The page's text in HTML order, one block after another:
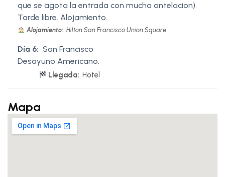
que se agota la entrada con mucha antelacion).
Tarde libre. Alojamiento.
Alojamiento: Hilton San Francisco Union Square
Día 6: San Francisco
Desayuno Americano.
Llegada: Hotel
Mapa